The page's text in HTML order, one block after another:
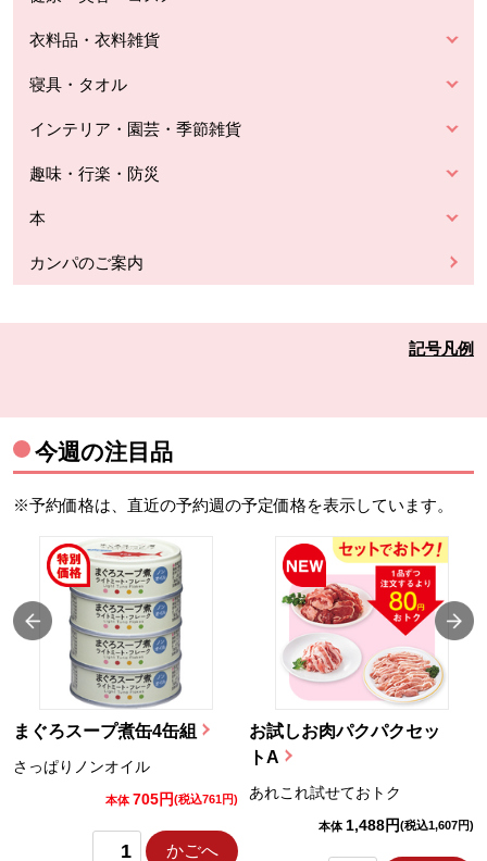
衣料品・衣料雑貨
寝具・タオル
インテリア・園芸・季節雑貨
趣味・行楽・防災
本
カンパのご案内
記号凡例
今週の注目品
※予約価格は、直近の予約週の予定価格を表示しています。
まぐろスープ煮缶4缶組
さっぱりノンオイル
本体 705円(税込761円)
かごへ
お試しお肉パクパクセッ
トA
あれこれ試せておトク
本体 1,488円(税込1,607円)